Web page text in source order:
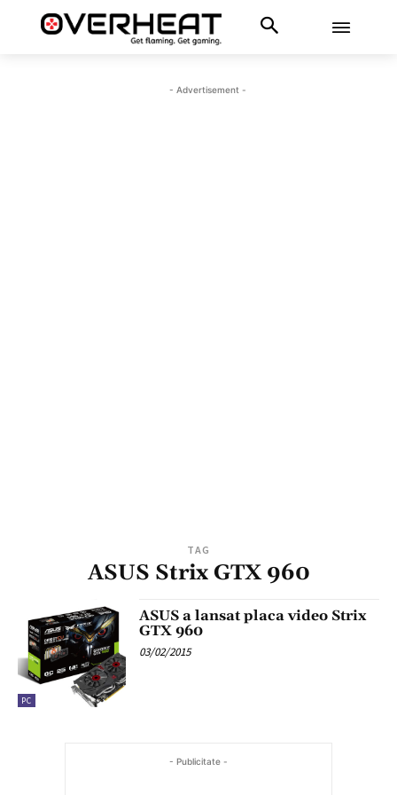
- Advertisement -
TAG
ASUS Strix GTX 960
PC
ASUS a lansat placa video Strix
GTX 960
03/02/2015
- Publicitate -